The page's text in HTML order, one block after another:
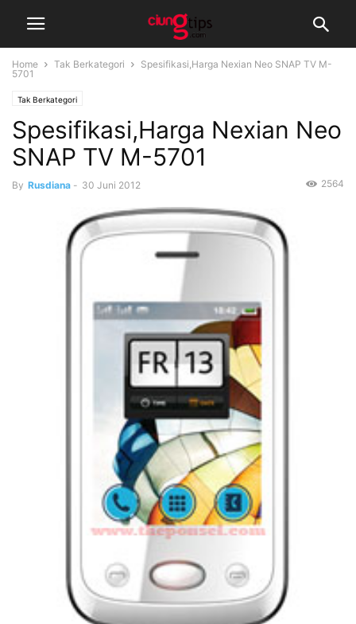
Home Tak Berkategori
Spesifikasi,Harga Nexian Neo SNAP TV M-
5701
Tak Berkategori
Spesifikasi,Harga Nexian Neo
SNAP TV M-5701
By Rusdiana - 30 Juni 2012 2564